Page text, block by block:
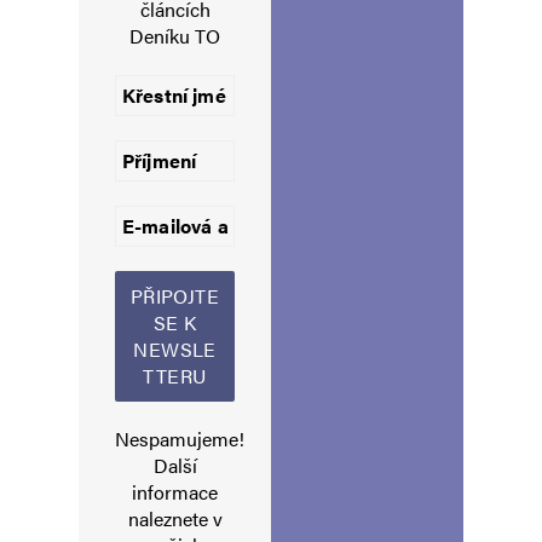
Uložit do prohlížeče jméno, e-mail a webovou stránku pro budoucí
Informujte mě o nových komentářích e-mailem.
článcích
Deníku TO
Nespamujeme!
Další
informace
naleznete v